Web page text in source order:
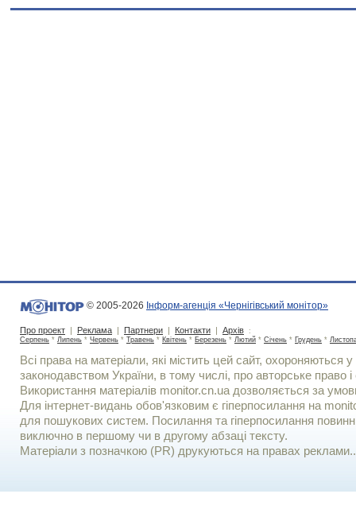
© 2005-2026 Інформ-агенція «Чернігівський монітор»
Про проект | Реклама | Партнери | Контакти | Архів :
Серпень * Липень * Червень * Травень * Квітень * Березень * Лютий * Січень * Грудень *
Всі права на матеріали, які містить цей сайт, охороняються у
законодавством України, в тому числі, про авторське право і
Використання матерiалiв monitor.cn.ua дозволяється за
Для iнтернет-видань обов'язковим є гiперпосилання на
для пошукових систем. Посилання та гіперпосилання
виключно в першому чи в другому абзаці тексту.
Матеріали з позначкою (PR) друкуються на правах реклами..